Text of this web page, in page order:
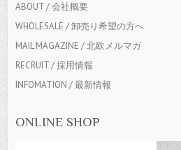
ABOUT / 会社概要
WHOLESALE / 卸売り希望の方へ
MAIL MAGAZINE / 北欧メルマガ
RECRUIT / 採用情報
INFOMATION / 最新情報
ONLINE SHOP